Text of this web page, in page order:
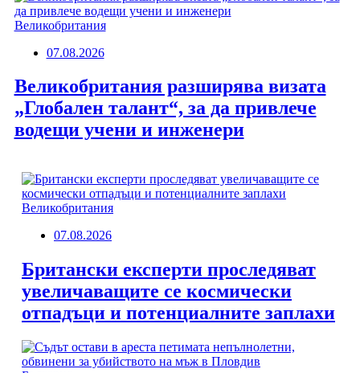
Великобритания
07.08.2026
Великобритания разширява визата
„Глобален талант“, за да привлече
водещи учени и инженери
Великобритания
07.08.2026
Британски експерти проследяват
увеличаващите се космически
отпадъци и потенциалните заплахи